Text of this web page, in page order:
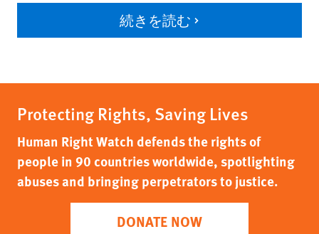
続きを読む
Protecting Rights, Saving Lives
Human Right Watch defends the rights of
people in 90 countries worldwide, spotlighting
abuses and bringing perpetrators to justice.
DONATE NOW